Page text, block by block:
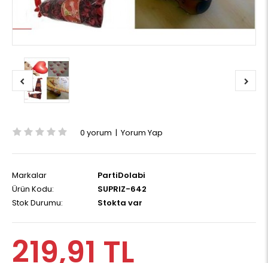
0 yorum | Yorum Yap
Markalar
PartiDolabi
Ürün Kodu:
SUPRIZ-642
Stok Durumu:
Stokta var
219,91 TL